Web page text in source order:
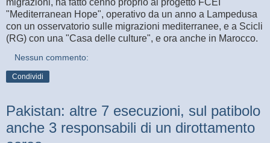
"Mediterranean Hope", operativo da un anno a Lampedusa
con un osservatorio sulle migrazioni mediterranee, e a Scicli
(RG) con una "Casa delle culture", e ora anche in Marocco.
Nessun commento:
Condividi
Pakistan: altre 7 esecuzioni, sul patibolo
anche 3 responsabili di un dirottamento